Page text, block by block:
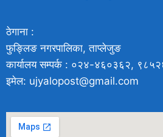
ठेगाना :
फुङ्लिङ नगरपालिका, ताप्लेजुङ
कार्यालय सम्पर्क : ०२४-४६०३६२,
इमेल: ujyalopost@gmail.com